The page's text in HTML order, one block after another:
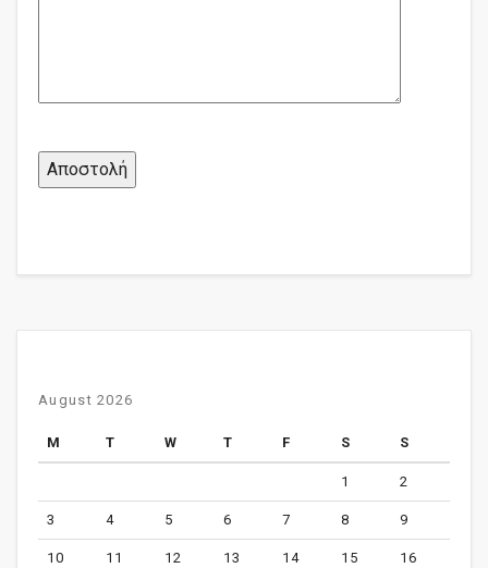
August 2026
M T W T F S S
1 2
3 4 5 6 7 8 9
10 11 12 13 14 15 16